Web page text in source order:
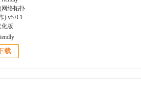
络拓扑
) v5.0.1
载